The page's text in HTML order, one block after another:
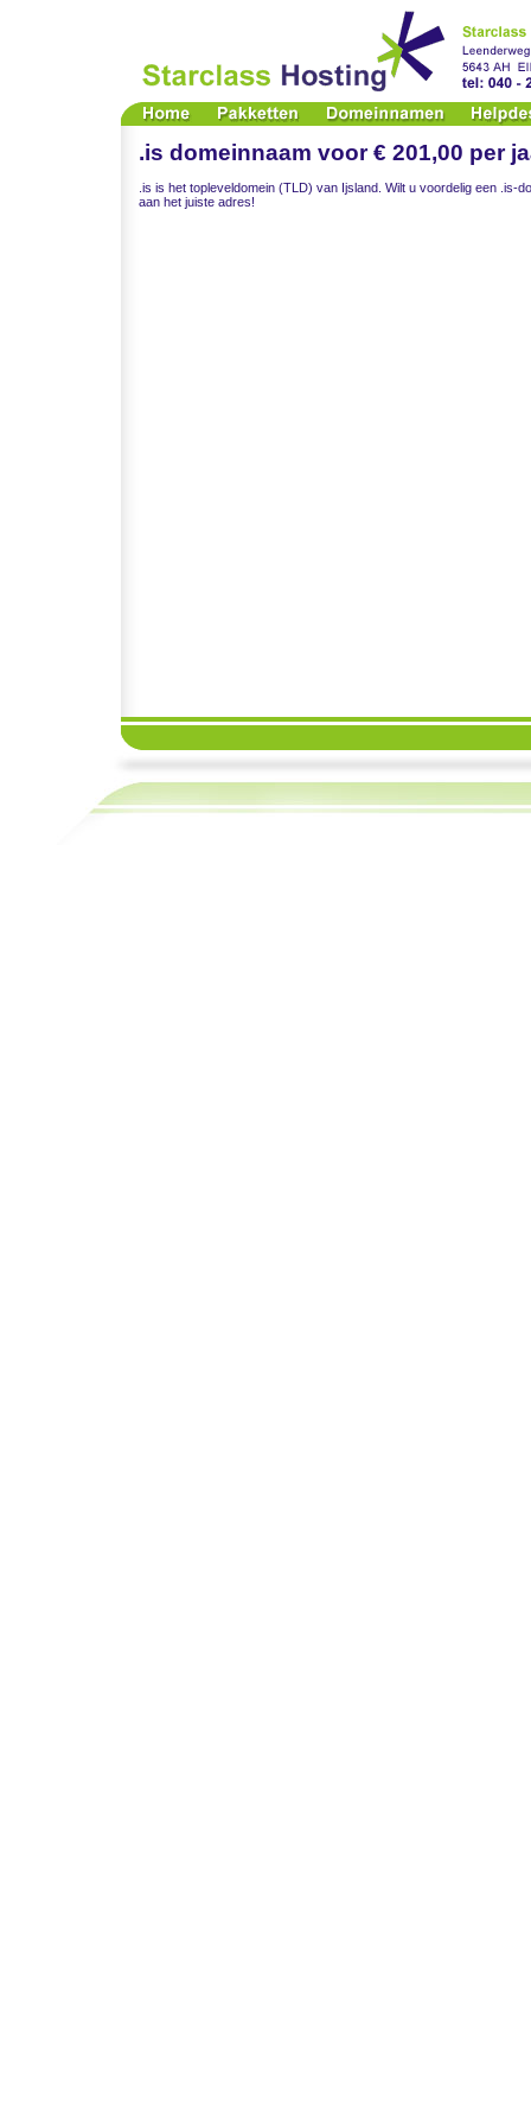
.is domeinnaam voor € 201,00 per
.is is het topleveldomein (TLD) van Ijsland. Wilt u voordelig een .is-
aan het juiste adres!